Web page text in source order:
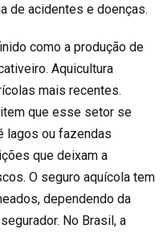
de acidentes e doenças.
como a produção de
Aquicultura
mais recentes.
que esse setor se
lagos ou fazendas
que deixam a
O seguro aquícola tem
dependendo da
No Brasil, a